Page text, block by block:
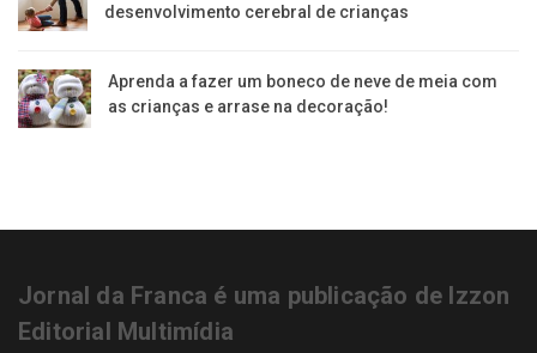
desenvolvimento cerebral de crianças
Aprenda a fazer um boneco de neve de meia com
as crianças e arrase na decoração!
Jornal da Franca é uma publicação de Izzon
Editorial Multimídia